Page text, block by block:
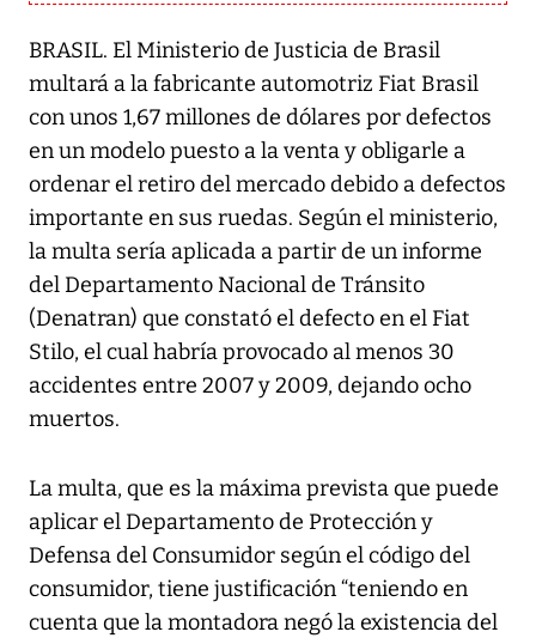
BRASIL. El Ministerio de Justicia de Brasil
multará a la fabricante automotriz Fiat Brasil
con unos 1,67 millones de dólares por defectos
en un modelo puesto a la venta y obligarle a
ordenar el retiro del mercado debido a defectos
importante en sus ruedas. Según el ministerio,
la multa sería aplicada a partir de un informe
del Departamento Nacional de Tránsito
(Denatran) que constató el defecto en el Fiat
Stilo, el cual habría provocado al menos 30
accidentes entre 2007 y 2009, dejando ocho
muertos.
La multa, que es la máxima prevista que puede
aplicar el Departamento de Protección y
Defensa del Consumidor según el código del
consumidor, tiene justificación “teniendo en
cuenta que la montadora negó la existencia del